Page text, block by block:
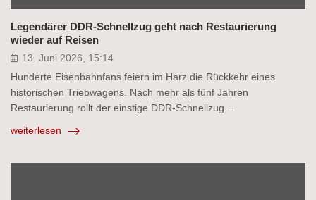
Legendärer DDR-Schnellzug geht nach Restaurierung
wieder auf Reisen
13. Juni 2026, 15:14
Hunderte Eisenbahnfans feiern im Harz die Rückkehr eines
historischen Triebwagens. Nach mehr als fünf Jahren
Restaurierung rollt der einstige DDR-Schnellzug…
weiterlesen